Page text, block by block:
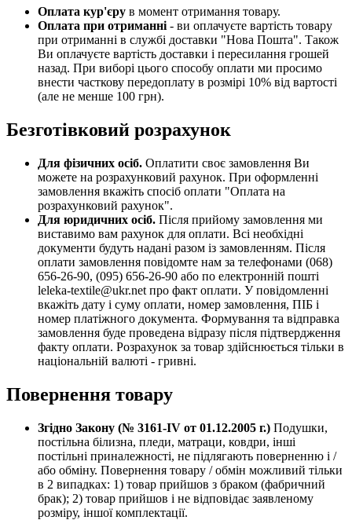
Оплата кур'єру в момент отримання товару.
Оплата при отриманні - ви оплачуєте вартість товару
при отриманні в службі доставки "Нова Пошта". Також
Ви оплачуєте вартість доставки і пересилання грошей
назад. При виборі цього способу оплати ми просимо
внести часткову передоплату в розмірі 10% від вартості
(але не менше 100 грн).
Безготівковий розрахунок
Для фізичних осіб. Оплатити своє замовлення Ви
можете на розрахунковий рахунок. При оформленні
замовлення вкажіть спосіб оплати "Оплата на
розрахунковий рахунок".
Для юридичних осіб. Після прийому замовлення ми
виставимо вам рахунок для оплати. Всі необхідні
документи будуть надані разом із замовленням. Після
оплати замовлення повідомте нам за телефонами (068)
656-26-90, (095) 656-26-90 або по електронній пошті
leleka-textile@ukr.net про факт оплати. У повідомленні
вкажіть дату і суму оплати, номер замовлення, ПІБ і
номер платіжного документа. Формування та відправка
замовлення буде проведена відразу після підтвердження
факту оплати. Розрахунок за товар здійснюється тільки в
національній валюті - гривні.
Повернення товару
Згідно Закону (№ 3161-IV от 01.12.2005 г.) Подушки,
постільна білизна, пледи, матраци, ковдри, інші
постільні приналежності, не підлягають поверненню і /
або обміну. Повернення товару / обмін можливий тільки
в 2 випадках: 1) товар прийшов з браком (фабричний
брак); 2) товар прийшов і не відповідає заявленому
розміру, іншої комплектації.